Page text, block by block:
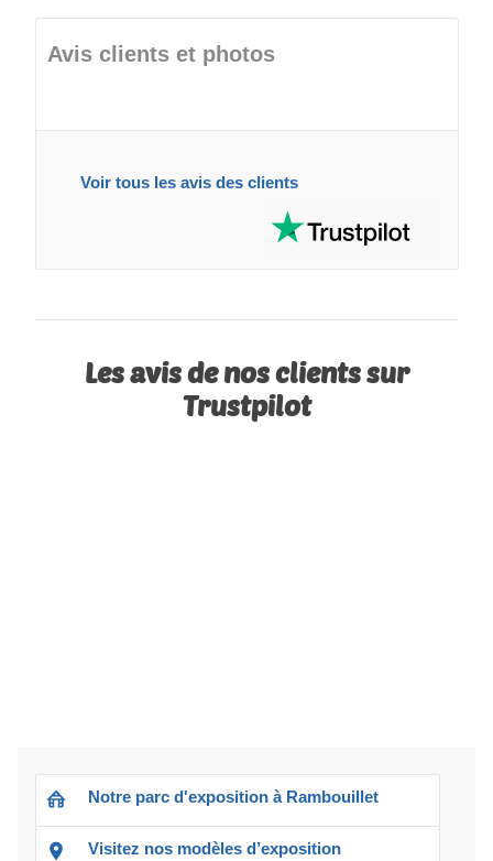
Avis clients et photos
Voir tous les avis des clients
Les avis de nos clients sur
Trustpilot
Notre parc d'exposition à Rambouillet
Visitez nos modèles d’exposition